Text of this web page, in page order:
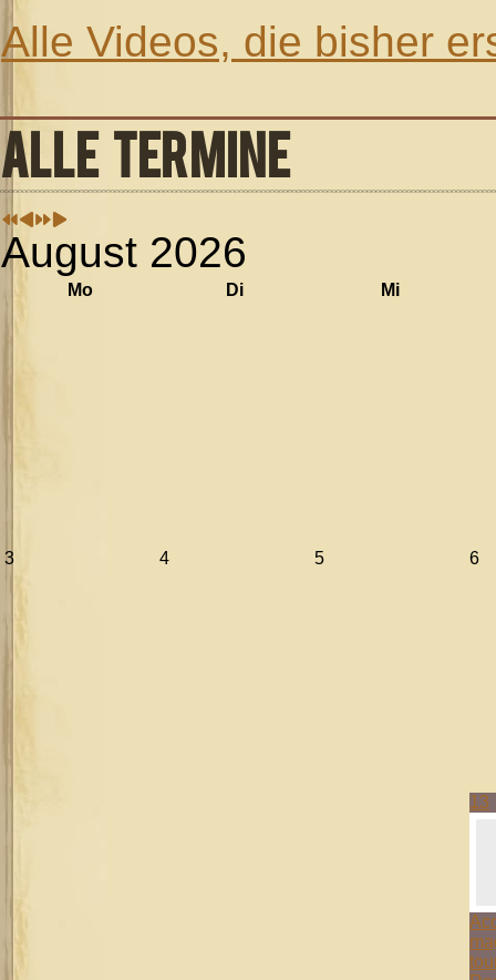
Alle Videos, die bisher
ALLE TERMINE
August 2026
Mo Di Mi
3 4 5 6
13